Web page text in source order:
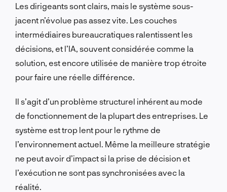
Les dirigeants sont clairs, mais le système sous-
jacent n’évolue pas assez vite. Les couches
intermédiaires bureaucratiques ralentissent les
décisions, et l’IA, souvent considérée comme la
solution, est encore utilisée de manière trop étroite
pour faire une réelle différence.
Il s’agit d’un problème structurel inhérent au mode
de fonctionnement de la plupart des entreprises. Le
système est trop lent pour le rythme de
l’environnement actuel. Même la meilleure stratégie
ne peut avoir d’impact si la prise de décision et
l’exécution ne sont pas synchronisées avec la
réalité.